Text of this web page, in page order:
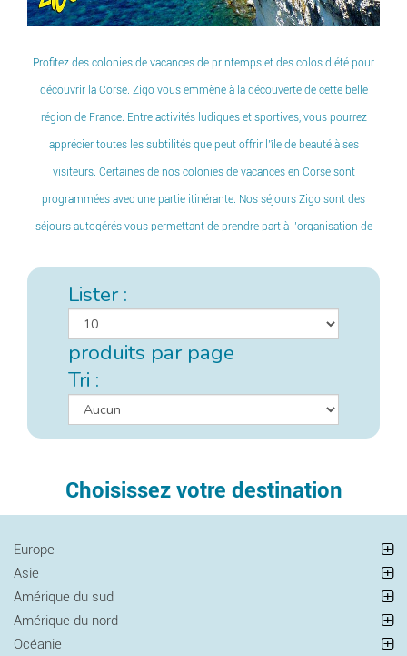
Profitez des colonies de vacances de printemps et des colos d’été pour
découvrir la Corse. Zigo vous emmène à la découverte de cette belle
région de France. Entre activités ludiques et sportives, vous pourrez
apprécier toutes les subtilités que peut offrir l’île de beauté à ses
visiteurs. Certaines de nos colonies de vacances en Corse sont
programmées avec une partie itinérante. Nos séjours Zigo sont des
séjours autogérés vous permettant de prendre part à l’organisation de
Lister :
produits par page
Tri :
Choisissez votre destination
Europe
Asie
Amérique du sud
Amérique du nord
Océanie